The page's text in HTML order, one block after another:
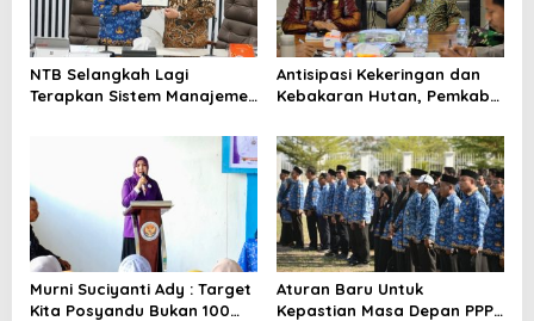
p
o
s
NTB Selangkah Lagi
Terapkan Sistem Manajemen
Antisipasi Kekeringan dan
Kebakaran Hutan, Pemkab
Murni Suciyanti Ady : Target
Kita Posyandu Bukan 100
Aturan Baru Untuk
Kepastian Masa Depan PPPK